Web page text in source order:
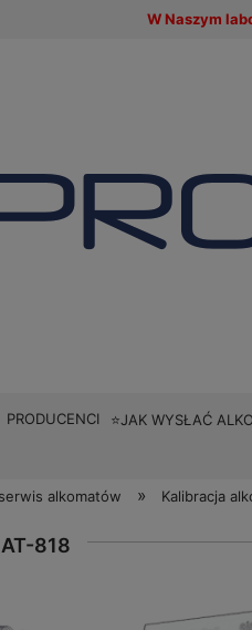
W Naszym
PRODUCENCI ⭐JAK WYSŁAĆ
alkomatów » Kalibracja
818